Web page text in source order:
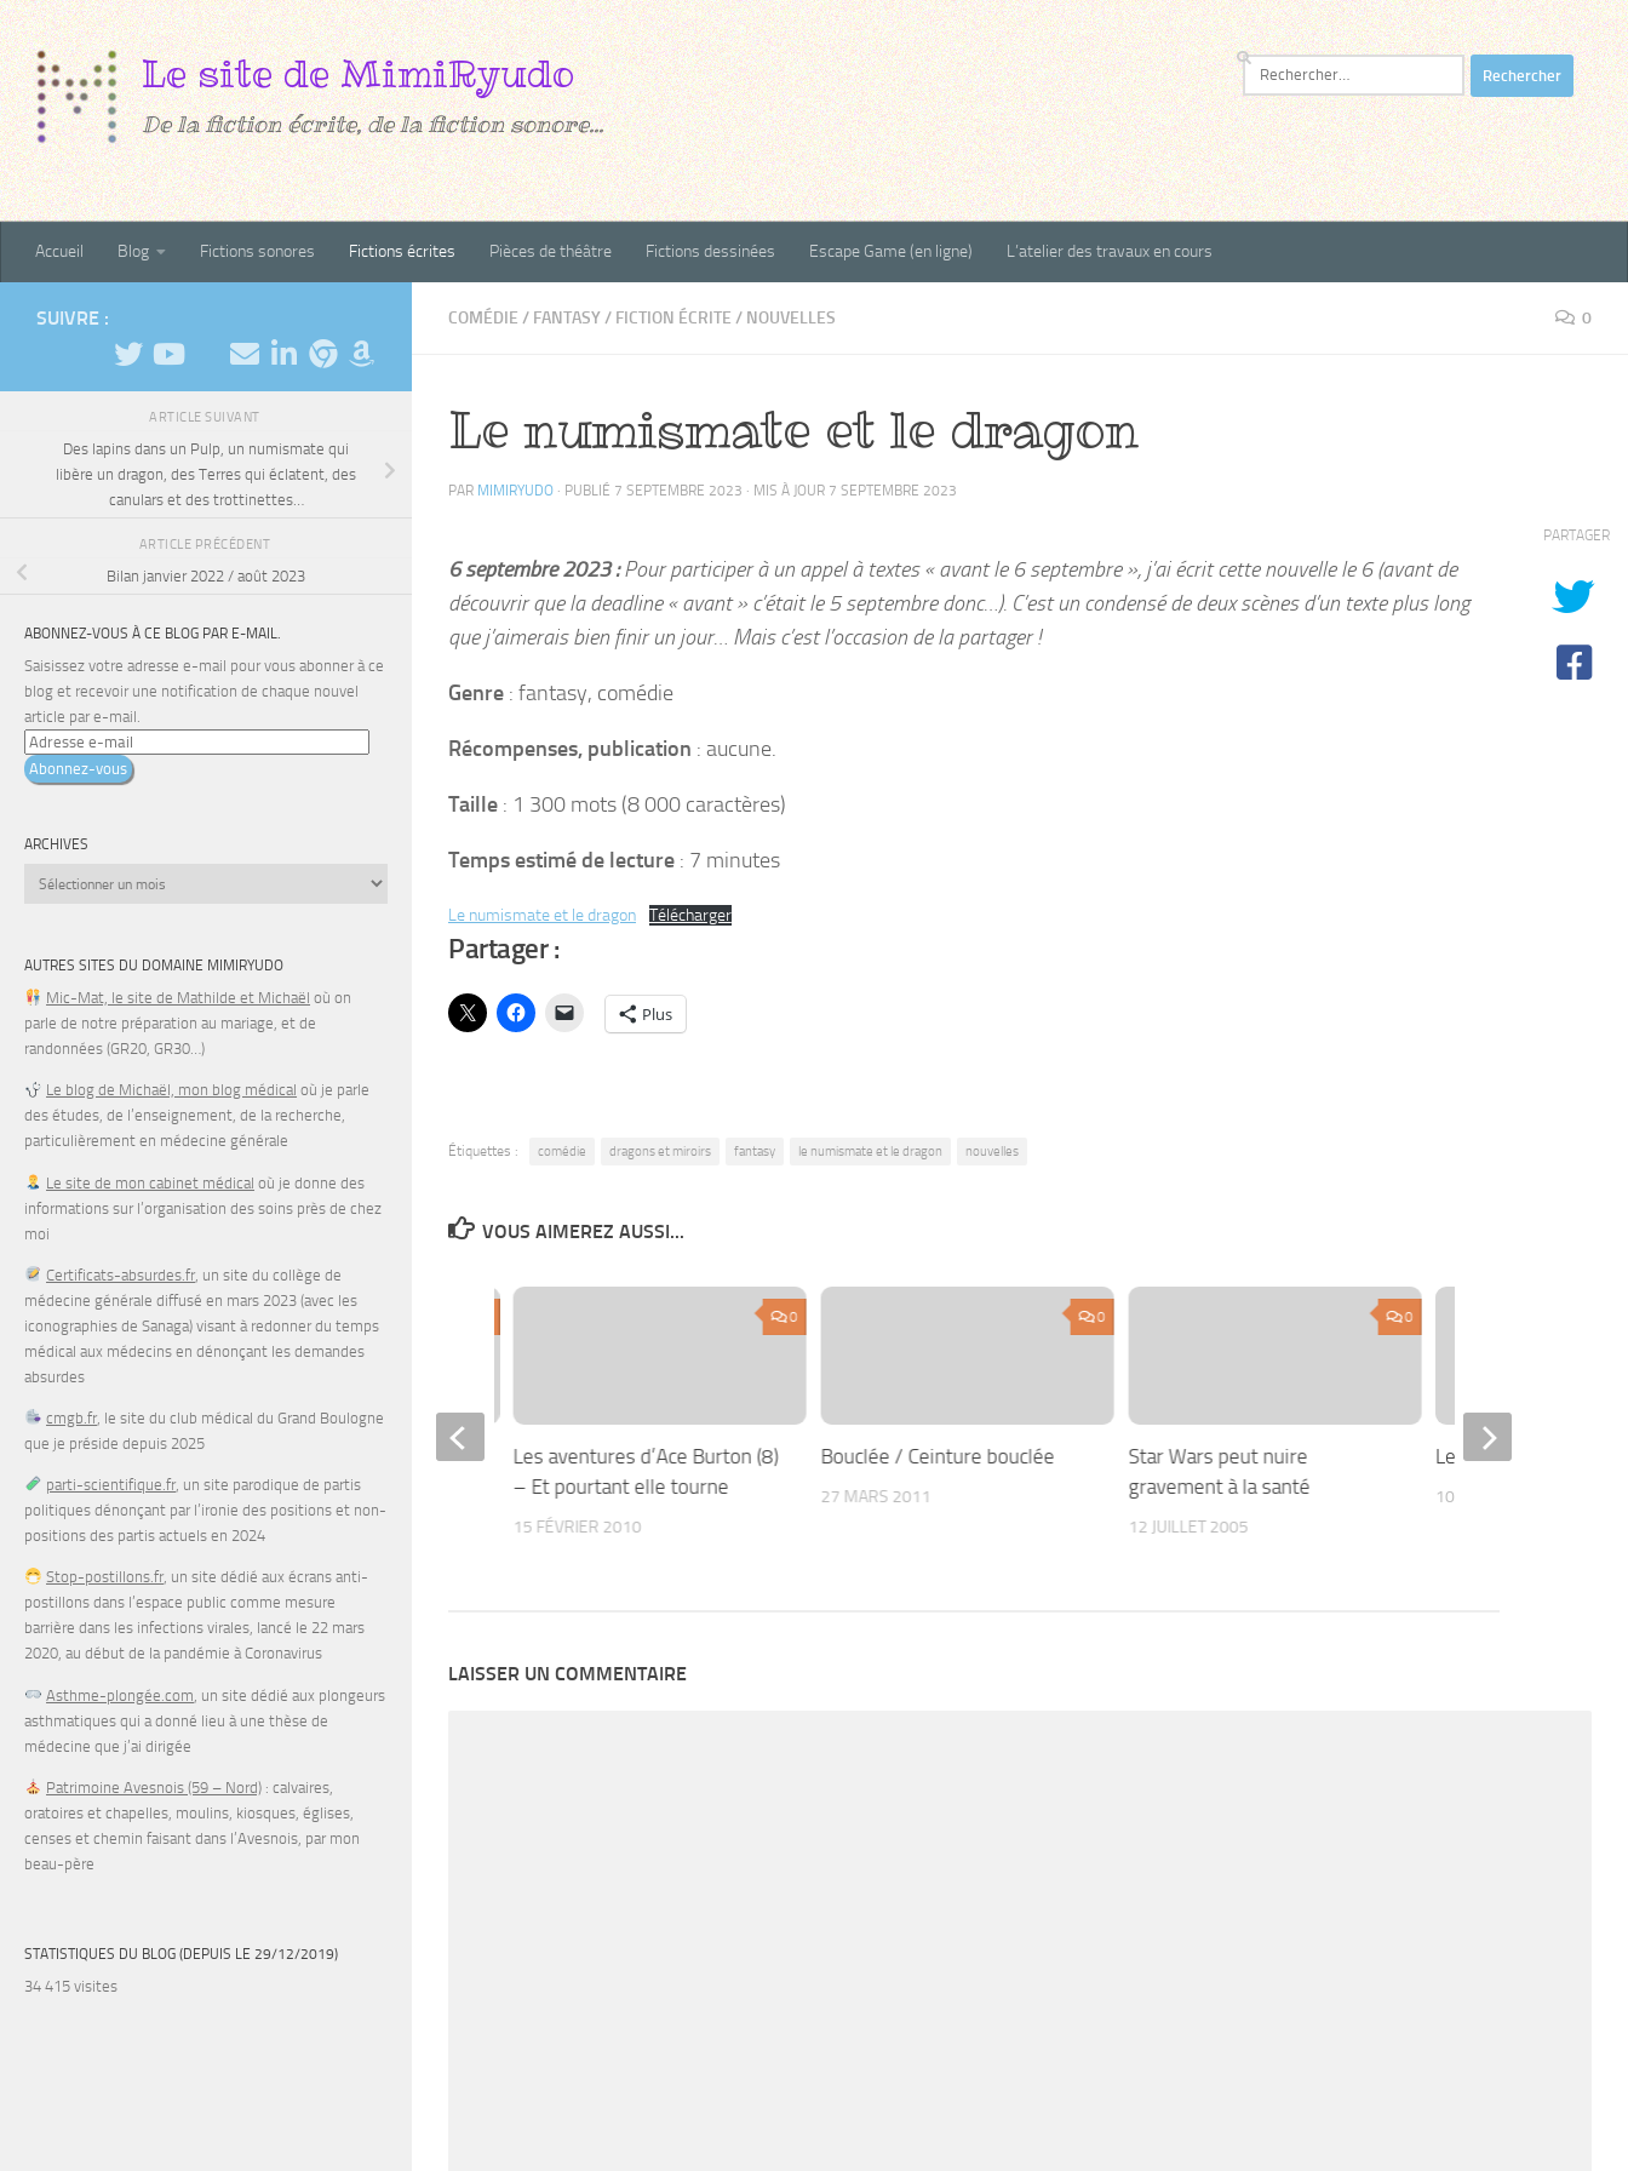
Au dessous du contenu
De la fiction écrite, de la fiction sonore...
Rechercher :
Accueil Blog Fictions sonores Fictions écrites Pièces de théâtre Fictions dessinées Escape Game (en ligne) L’atelier des travaux en cours
COMÉDIE / FANTASY/ FICTION ÉCRITE / NOUVELLES 0
Le numismate et le dragon
PAR MIMIRYUDO · PUBLIÉ 7 SEPTEMBRE 2023 · MIS À JOUR 7 SEPTEMBRE 2023
6 septembre 2023 :Pour participer à un appel à textes « avant le 6 septembre », j’ai écrit cette nouvelle le 6 (avant de
découvrir que la deadline « avant » c’était le 5 septembre donc…). C’est un condensé de deux scènes d’un texte plus long
que j’aimerais bien finir un jour… Mais c’est l’occasion de la partager !
Genre : fantasy, comédie
Récompenses, publication : aucune.
Taille : 1 300 mots (8 000 caractères)
Temps estimé de lecture : 7 minutes
Le numismate et le dragon Télécharger
Partager :
Plus
PARTAGER
Étiquettes : comédie dragons et miroirs fantasy le numismate et le dragon nouvelles
VOUS AIMEREZ AUSSI...
0
Bouclée / Ceinture bouclée
27 MARS 2011
0
Star Wars peut nuire
gravement à la santé
12 JUILLET 2005
Le dernier secret du
10 AOÛT 2014
9 MARS 2011
0
Les aventures d’Ace Burton (8)
– Et pourtant elle tourne
15 FÉVRIER 2010
LAISSER UN COMMENTAIRE
SUIVRE :
ARTICLE SUIVANT
Des lapins dans un Pulp, un numismate qui
libère un dragon, des Terres qui éclatent, des
canulars et des trottinettes…
ARTICLE PRÉCÉDENT
Bilan janvier 2022 / août 2023
ABONNEZ-VOUS À CE BLOG PAR E-MAIL.
Saisissez votre adresse e-mail pour vous abonner à ce
blog et recevoir une notification de chaque nouvel
article par e-mail.
Adresse
e-Abonnez-vous
ARCHIVES
Archives
AUTRES SITES DU DOMAINE MIMIRYUDO
Mic-Mat, le site de Mathilde et Michaël où on
parle de notre préparation au mariage, et de
randonnées (GR20, GR30…)
Le blog de Michaël, mon blog médical où je parle
des études, de l’enseignement, de la recherche,
particulièrement en médecine générale
Le site de mon cabinet médical où je donne des
informations sur l’organisation des soins près de chez
moi
Certificats-absurdes.fr , un site du collège de
médecine générale diffusé en mars 2023 (avec les
iconographies de Sanaga) visant à redonner du temps
médical aux médecins en dénonçant les demandes
absurdes
cmgb.fr , le site du club médical du Grand Boulogne
que je préside depuis 2025
parti-scientifique.fr, un site parodique de partis
politiques dénonçant par l’ironie des positions et non-
positions des partis actuels en 2024
Stop-postillons.fr, un site dédié aux écrans anti-
postillons dans l’espace public comme mesure
barrière dans les infections virales, lancé le 22 mars
2020, au début de la pandémie à Coronavirus
Asthme-plongée.com , un site dédié aux plongeurs
asthmatiques qui a donné lieu à une thèse de
médecine que j’ai dirigée
Patrimoine Avesnois (59 – Nord) : calvaires,
oratoires et chapelles, moulins, kiosques, églises,
censes et chemin faisant dans l’Avesnois, par mon
beau-père
STATISTIQUES DU BLOG (DEPUIS LE 29/12/2019)
34 415 visites